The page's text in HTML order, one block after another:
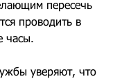
пересечь
проводить в
часы.
уверяют, что